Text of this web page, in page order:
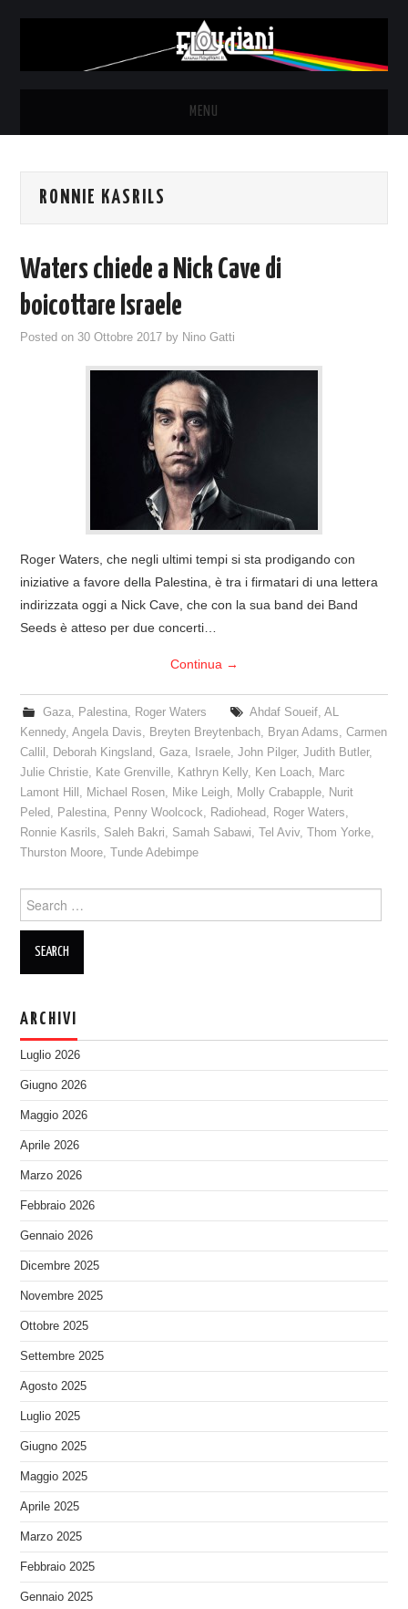
MENU
NEWS
SYD BARRETT – ALLE SOGLIE
DELL’ALBA
DISCOGRAFIA
LINKS
CONTATTI
PINKFLOYDIANE
POLICY/COOKIES
RONNIE KASRILS
Waters chiede a Nick Cave di
boicottare Israele
Posted on 30 Ottobre 2017 by Nino Gatti
Roger Waters, che negli ultimi tempi si sta prodigando con
iniziative a favore della Palestina, è tra i firmatari di una lettera
indirizzata oggi a Nick Cave, che con la sua band dei Band
Seeds è atteso per due concerti…
Continua →
Gaza, Palestina, Roger Waters Ahdaf Soueif, AL
Kennedy,Angela Davis, Breyten Breytenbach, Bryan Adams,Carmen
Callil , Deborah Kingsland,Gaza, Israele,John Pilger,Judith Butler,
Julie Christie, Kate Grenville, Kathryn Kelly, Ken Loach, Marc
Lamont Hill , Michael Rosen, Mike Leigh, Molly Crabapple, Nurit
Peled, Palestina, Penny Woolcock, Radiohead, Roger Waters,
Ronnie Kasrils, Saleh Bakri, Samah Sabawi,Tel Aviv,Thom Yorke,
Thurston Moore,Tunde Adebimpe
for:
ARCHIVI
Luglio 2026
Giugno 2026
Maggio 2026
Aprile 2026
Marzo 2026
Febbraio 2026
Gennaio 2026
Dicembre 2025
Novembre 2025
Ottobre 2025
Settembre 2025
Agosto 2025
Luglio 2025
Giugno 2025
Maggio 2025
Aprile 2025
Marzo 2025
Febbraio 2025
Gennaio 2025